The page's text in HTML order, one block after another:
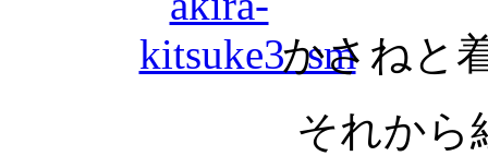
かさねと
それから